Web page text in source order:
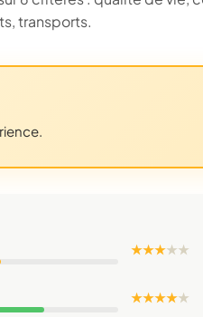
transports.
★ ★ ★★★
★ ★ ★ ★★